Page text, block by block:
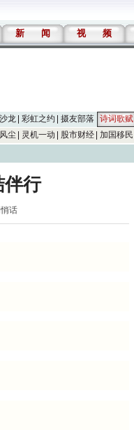
新 闻 视 频
龙 彩虹之约 摄友部落 诗词歌赋
尘 灵机一动 股市财经 加国移民
伴行
话